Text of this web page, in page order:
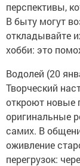
перспективы,
В быту могут
откладывайте
хобби: это
Водолей (20
Творческий
откроют новые
оригинальные
самих. В
оживление
перегрузок: